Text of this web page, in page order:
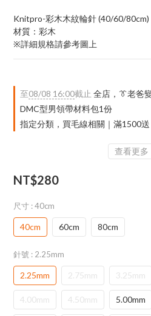
Knitpro-彩木木紋輪針 (40/60/80cm)
材質：彩木
※詳細規格請參考圖上
至08/08 16:00截止 全店，👔老爸
DMC型男領帶材料包1份
指定分類，買毛線相關｜滿1500
查看更多
NT$280
尺寸 : 40cm
40cm 60cm 80cm
針號 : 2.25mm
2.25mm 2.75mm 3.25mm
4.00mm 4.50mm 5.00mm